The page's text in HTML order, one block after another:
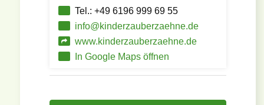
Tel.: +49 6196 999 69 55
info@kinderzauberzaehne.de
www.kinderzauberzaehne.de
In Google Maps öffnen